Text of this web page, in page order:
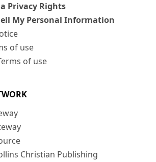
Privacy Rights
My Personal Information
of use
of use
Christian Publishing